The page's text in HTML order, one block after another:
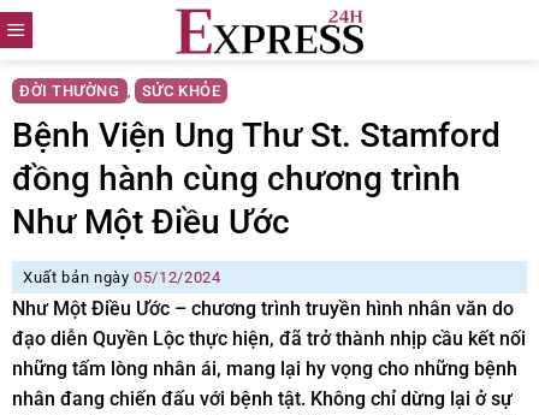
Skip
to
content
ĐỜI THƯỜNG , SỨC KHỎE
Bệnh Viện Ung Thư St. Stamford
đồng hành cùng chương trình
Như Một Điều Ước
Xuất bản ngày05/12/2024
Như Một Điều Ước – chương trình truyền hình nhân văn do
đạo diễn Quyền Lộc thực hiện, đã trở thành nhịp cầu kết nối
những tấm lòng nhân ái, mang lại hy vọng cho những bệnh
nhân đang chiến đấu với bệnh tật. Không chỉ dừng lại ở sự